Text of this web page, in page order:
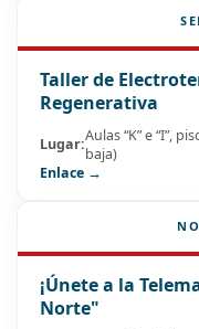
Taller de
Regenerativa
Lugar:Aulas “K” e “I”,
baja)
Enlace →
¡Únete a la
Norte"